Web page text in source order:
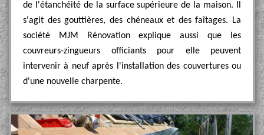
de l'étanchéité de la surface supérieure de la maison. Il
s'agit des gouttières, des chéneaux et des faîtages. La
société MJM Rénovation explique aussi que les
couvreurs-zingueurs officiants pour elle peuvent
intervenir à neuf après l'installation des couvertures ou
d'une nouvelle charpente.